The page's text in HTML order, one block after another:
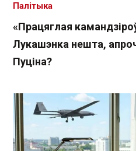
«Працяглая
Лукашэнка нешта, апроч
Пуціна?
Палітыка